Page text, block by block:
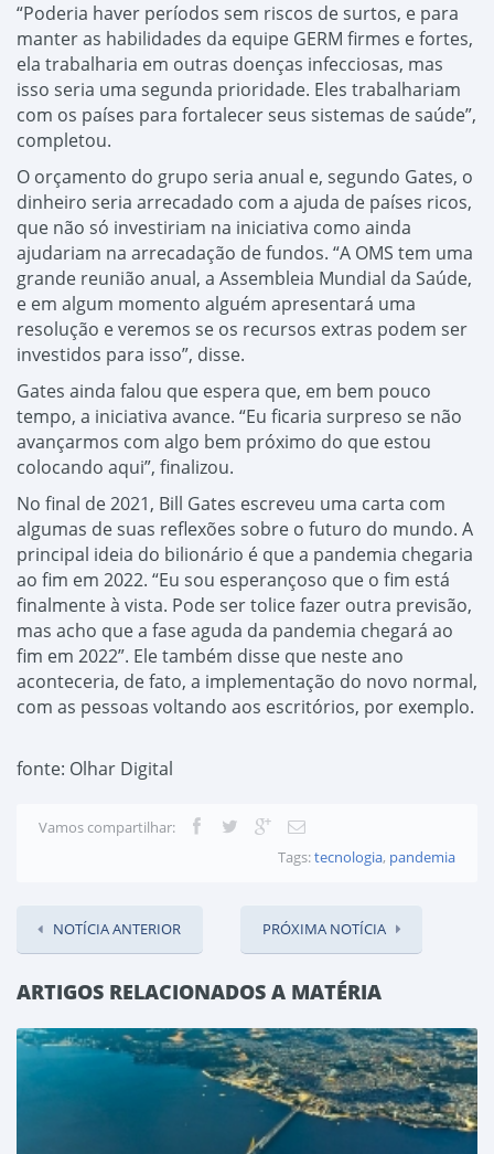
“Poderia haver períodos sem riscos de surtos, e para
manter as habilidades da equipe GERM firmes e fortes,
ela trabalharia em outras doenças infecciosas, mas
isso seria uma segunda prioridade. Eles trabalhariam
com os países para fortalecer seus sistemas de saúde”,
completou.
O orçamento do grupo seria anual e, segundo Gates, o
dinheiro seria arrecadado com a ajuda de países ricos,
que não só investiriam na iniciativa como ainda
ajudariam na arrecadação de fundos. “A OMS tem uma
grande reunião anual, a Assembleia Mundial da Saúde,
e em algum momento alguém apresentará uma
resolução e veremos se os recursos extras podem ser
investidos para isso”, disse.
Gates ainda falou que espera que, em bem pouco
tempo, a iniciativa avance. “Eu ficaria surpreso se não
avançarmos com algo bem próximo do que estou
colocando aqui”, finalizou.
No final de 2021, Bill Gates escreveu uma carta com
algumas de suas reflexões sobre o futuro do mundo. A
principal ideia do bilionário é que a pandemia chegaria
ao fim em 2022. “Eu sou esperançoso que o fim está
finalmente à vista. Pode ser tolice fazer outra previsão,
mas acho que a fase aguda da pandemia chegará ao
fim em 2022”. Ele também disse que neste ano
aconteceria, de fato, a implementação do novo normal,
com as pessoas voltando aos escritórios, por exemplo.
fonte: Olhar Digital
Vamos compartilhar:
Tags:tecnologia, pandemia
NOTÍCIA ANTERIOR PRÓXIMA NOTÍCIA
ARTIGOS RELACIONADOS A MATÉRIA